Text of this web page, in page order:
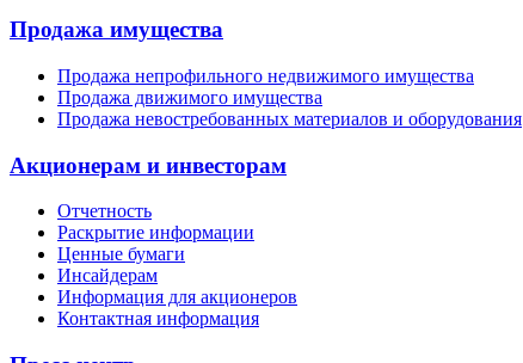
Продажа имущества
Продажа непрофильного недвижимого имущества
Продажа движимого имущества
Продажа невостребованных материалов и оборудования
Акционерам и инвесторам
Отчетность
Раскрытие информации
Ценные бумаги
Инсайдерам
Информация для акционеров
Контактная информация